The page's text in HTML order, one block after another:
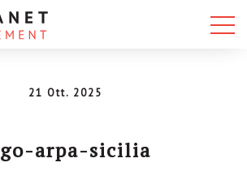
21 Ott. 2025
arpa-sicilia